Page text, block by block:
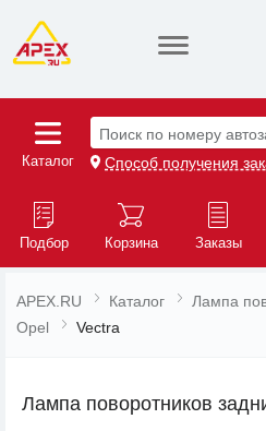
Каталог
Поиск по номеру
Способ получения
Подбор Корзина Заказы
APEX.RU Каталог
Лампа
Opel
Vectra
Лампа поворотников